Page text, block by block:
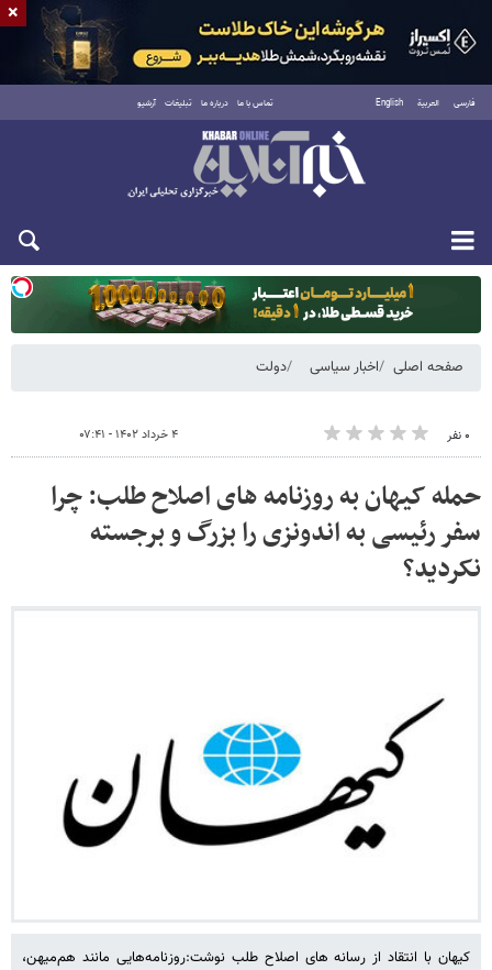
فارسی العربية English تماس با ما درباره ما تبلیغات آرشیو
یکشنبه ۱۸ مرداد ۱۴۰۵
صفحه اصلی اخبار سیاسی دولت
۰ نفر ۴ خرداد ۱۴۰۲ - ۰۷:۴۱
حمله کیهان به روزنامه های اصلاح طلب: چرا
سفر رئیسی به اندونزی را بزرگ و برجسته
نکردید؟
کیهان با انتقاد از رسانه های اصلاح طلب نوشت:روزنامه‌هایی مانند هم‌میهن،
×